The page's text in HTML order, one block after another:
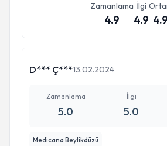
Zamanlama
4.9
İlgi
4.9 4.9
D*** Ç***13.02.2024
Zamanlama
5.0
İlgi
5.0
Medicana Beylikdüzü